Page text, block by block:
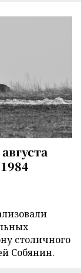
столичного
Собянин.